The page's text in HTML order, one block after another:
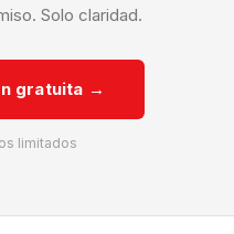
Solo claridad.
gratuita →
limitados